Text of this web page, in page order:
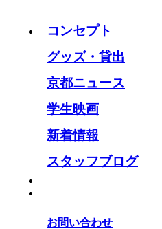
コンセプト
グッズ・貸出
京都ニュース
学生映画
新着情報
スタッフブログ
お問い合わせ